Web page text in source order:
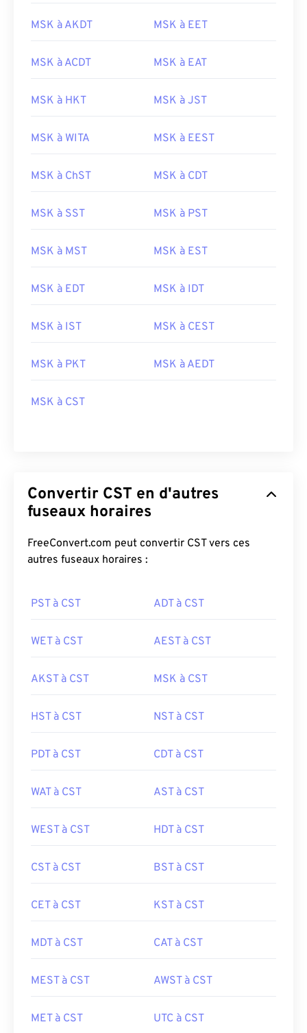
MSK à AKDT MSK à EET
MSK à ACDT MSK à EAT
MSK à HKT MSK à JST
MSK à WITA MSK à EEST
MSK à ChST MSK à CDT
MSK à SST MSK à PST
MSK à MST MSK à EST
MSK à EDT MSK à IDT
MSK à IST MSK à CEST
MSK à PKT MSK à AEDT
MSK à CST
Convertir CST en d'autres
fuseaux horaires
FreeConvert.com peut convertir CST vers ces
autres fuseaux horaires :
PST à CST ADT à CST
WET à CST AEST à CST
AKST à CST MSK à CST
HST à CST NST à CST
PDT à CST CDT à CST
WAT à CST AST à CST
WEST à CST HDT à CST
CST à CST BST à CST
CET à CST KST à CST
MDT à CST CAT à CST
MEST à CST AWST à CST
MET à CST UTC à CST